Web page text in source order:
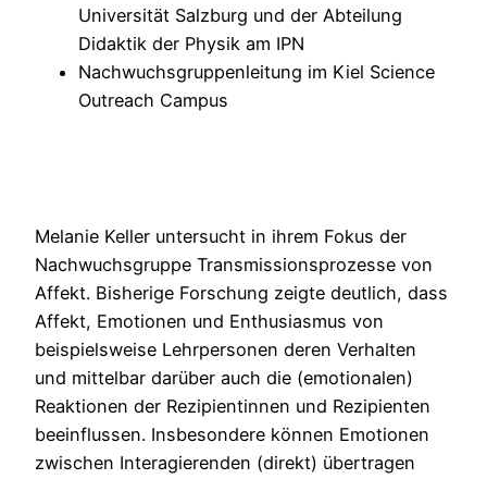
Universität Salzburg und der Abteilung
Didaktik der Physik am IPN
Nachwuchsgruppenleitung im Kiel Science
Outreach Campus
Melanie Keller untersucht in ihrem Fokus der
Nachwuchsgruppe Transmissionsprozesse von
Affekt. Bisherige Forschung zeigte deutlich, dass
Affekt, Emotionen und Enthusiasmus von
beispielsweise Lehrpersonen deren Verhalten
und mittelbar darüber auch die (emotionalen)
Reaktionen der Rezipientinnen und Rezipienten
beeinflussen. Insbesondere können Emotionen
zwischen Interagierenden (direkt) übertragen